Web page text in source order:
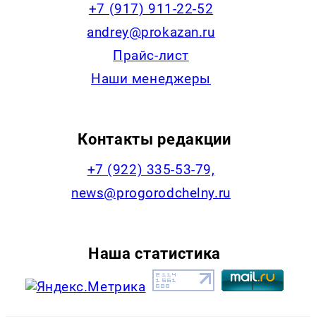
+7 (917) 911-22-52
andrey@prokazan.ru
Прайс-лист
Наши менеджеры
Контакты редакции
+7 (922) 335-53-79,
news@progorodchelny.ru
Наша статистика